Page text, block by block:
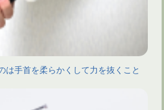
は手首を柔らかくして力を抜くこと